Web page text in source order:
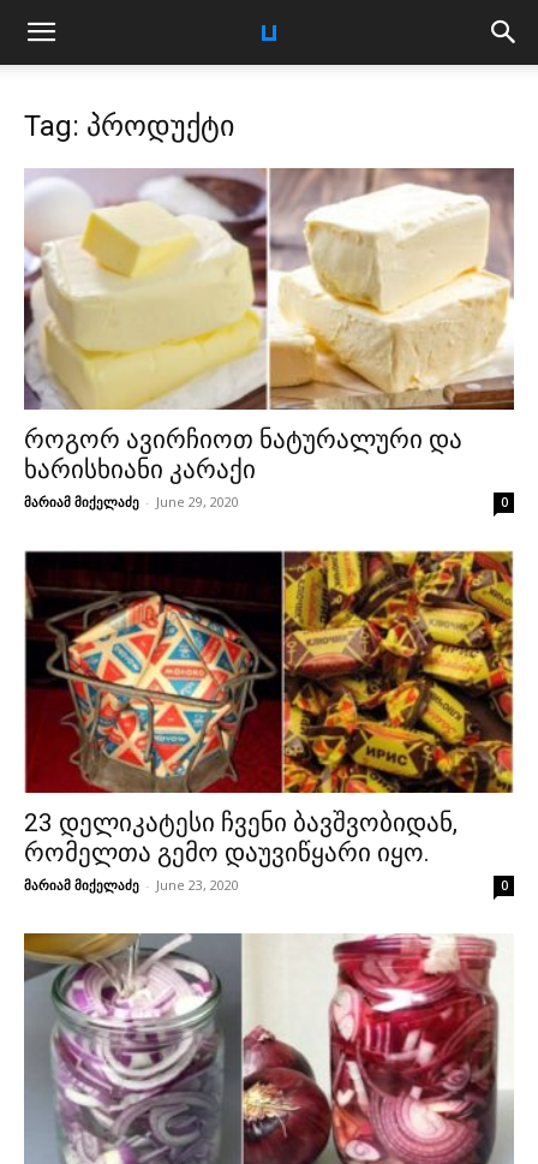
Tag: პროდუქტი
როგორ ავირჩიოთ ნატურალური და
ხარისხიანი კარაქი
მარიამ მიქელაძე - June 29, 2020 0
23 დელიკატესი ჩვენი ბავშვობიდან,
რომელთა გემო დაუვიწყარი იყო.
მარიამ მიქელაძე - June 23, 2020 0